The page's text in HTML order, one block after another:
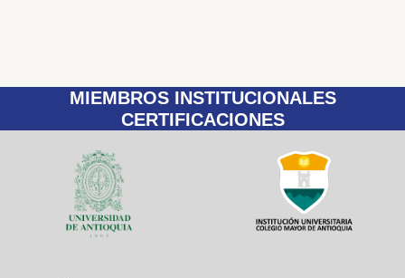
MIEMBROS INSTITUCIONALES
CERTIFICACIONES